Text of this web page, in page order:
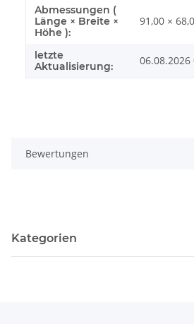
Abmessungen (
Länge × Breite ×
Höhe ):
91,00 ×
letzte
Aktualisierung:
06.08.2026
Bewertungen
Kategorien